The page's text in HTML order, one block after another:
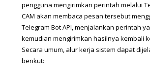
pengguna mengirimkan perintah melalui
CAM akan membaca pesan tersebut
Telegram Bot API, menjalankan perintah
kemudian mengirimkan hasilnya kembali
Secara umum, alur kerja sistem dapat
berikut: